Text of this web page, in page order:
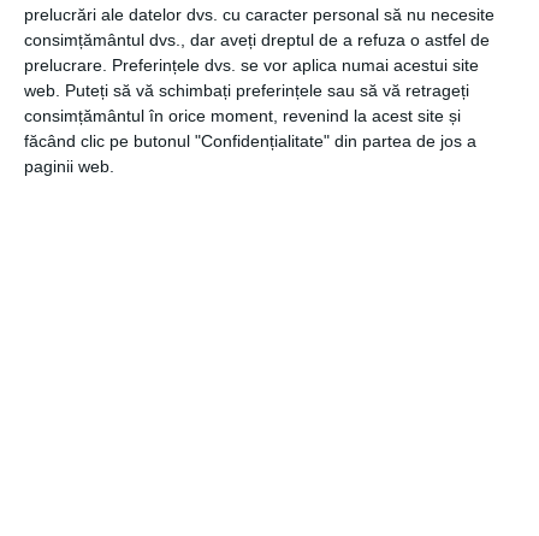
prelucrări ale datelor dvs. cu caracter personal să nu necesite
consimțământul dvs., dar aveți dreptul de a refuza o astfel de
prelucrare. Preferințele dvs. se vor aplica numai acestui site
web. Puteți să vă schimbați preferințele sau să vă retrageți
consimțământul în orice moment, revenind la acest site și
făcând clic pe butonul "Confidențialitate" din partea de jos a
paginii web.
mari este interzisă. Datorită unui navomodel de plantat nu
mai există limite de acces pentru locurile bune. În plus,
este un dispozitiv extrem de discret, utilizarea sa nu riscă
să sperie peștii.
Un navomodel reprezintă un dispozitiv care îi permite